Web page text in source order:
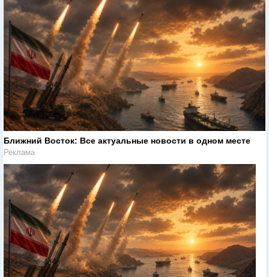
Ближний Восток: Все актуальные новости в одном месте
Реклама